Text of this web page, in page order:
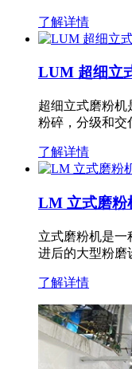
了解详情
LUM 超细立
超细立式磨粉
粉碎，分级和
了解详情
LM 立式磨粉
立式磨粉机是
进后的大型粉
了解详情